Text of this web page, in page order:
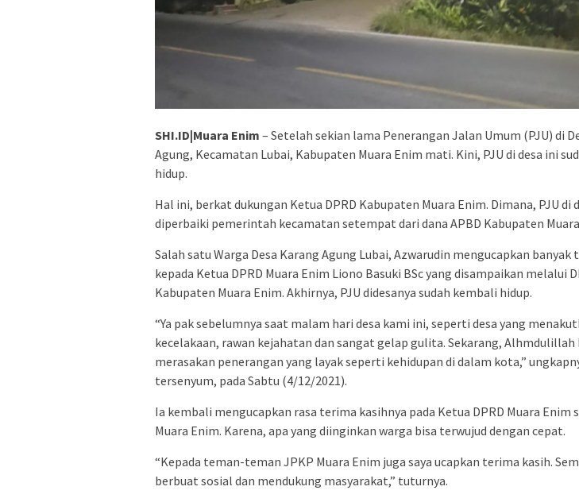
SHI.ID|Muara Enim – Setelah sekian lama Penerangan Jalan Umum (PJU) di
Agung, Kecamatan Lubai, Kabupaten Muara Enim mati. Kini, PJU di desa ini
hidup.
Hal ini, berkat dukungan Ketua DPRD Kabupaten Muara Enim. Dimana, PJU di
diperbaiki pemerintah kecamatan setempat dari dana APBD Kabupaten
Salah satu Warga Desa Karang Agung Lubai, Azwarudin mengucapkan banyak
kepada Ketua DPRD Muara Enim Liono Basuki BSc yang disampaikan melalui
Kabupaten Muara Enim. Akhirnya, PJU didesanya sudah kembali hidup.
“Ya pak sebelumnya saat malam hari desa kami ini, seperti desa yang
kecelakaan, rawan kejahatan dan sangat gelap gulita. Sekarang, Alhmdulillah
merasakan penerangan yang layak seperti kehidupan di dalam kota,”
tersenyum, pada Sabtu (4/12/2021).
Ia kembali mengucapkan rasa terima kasihnya pada Ketua DPRD Muara Enim
Muara Enim. Karena, apa yang diinginkan warga bisa terwujud dengan cepat.
“Kepada teman-teman JPKP Muara Enim juga saya ucapkan terima kasih.
berbuat sosial dan mendukung masyarakat,” tuturnya.